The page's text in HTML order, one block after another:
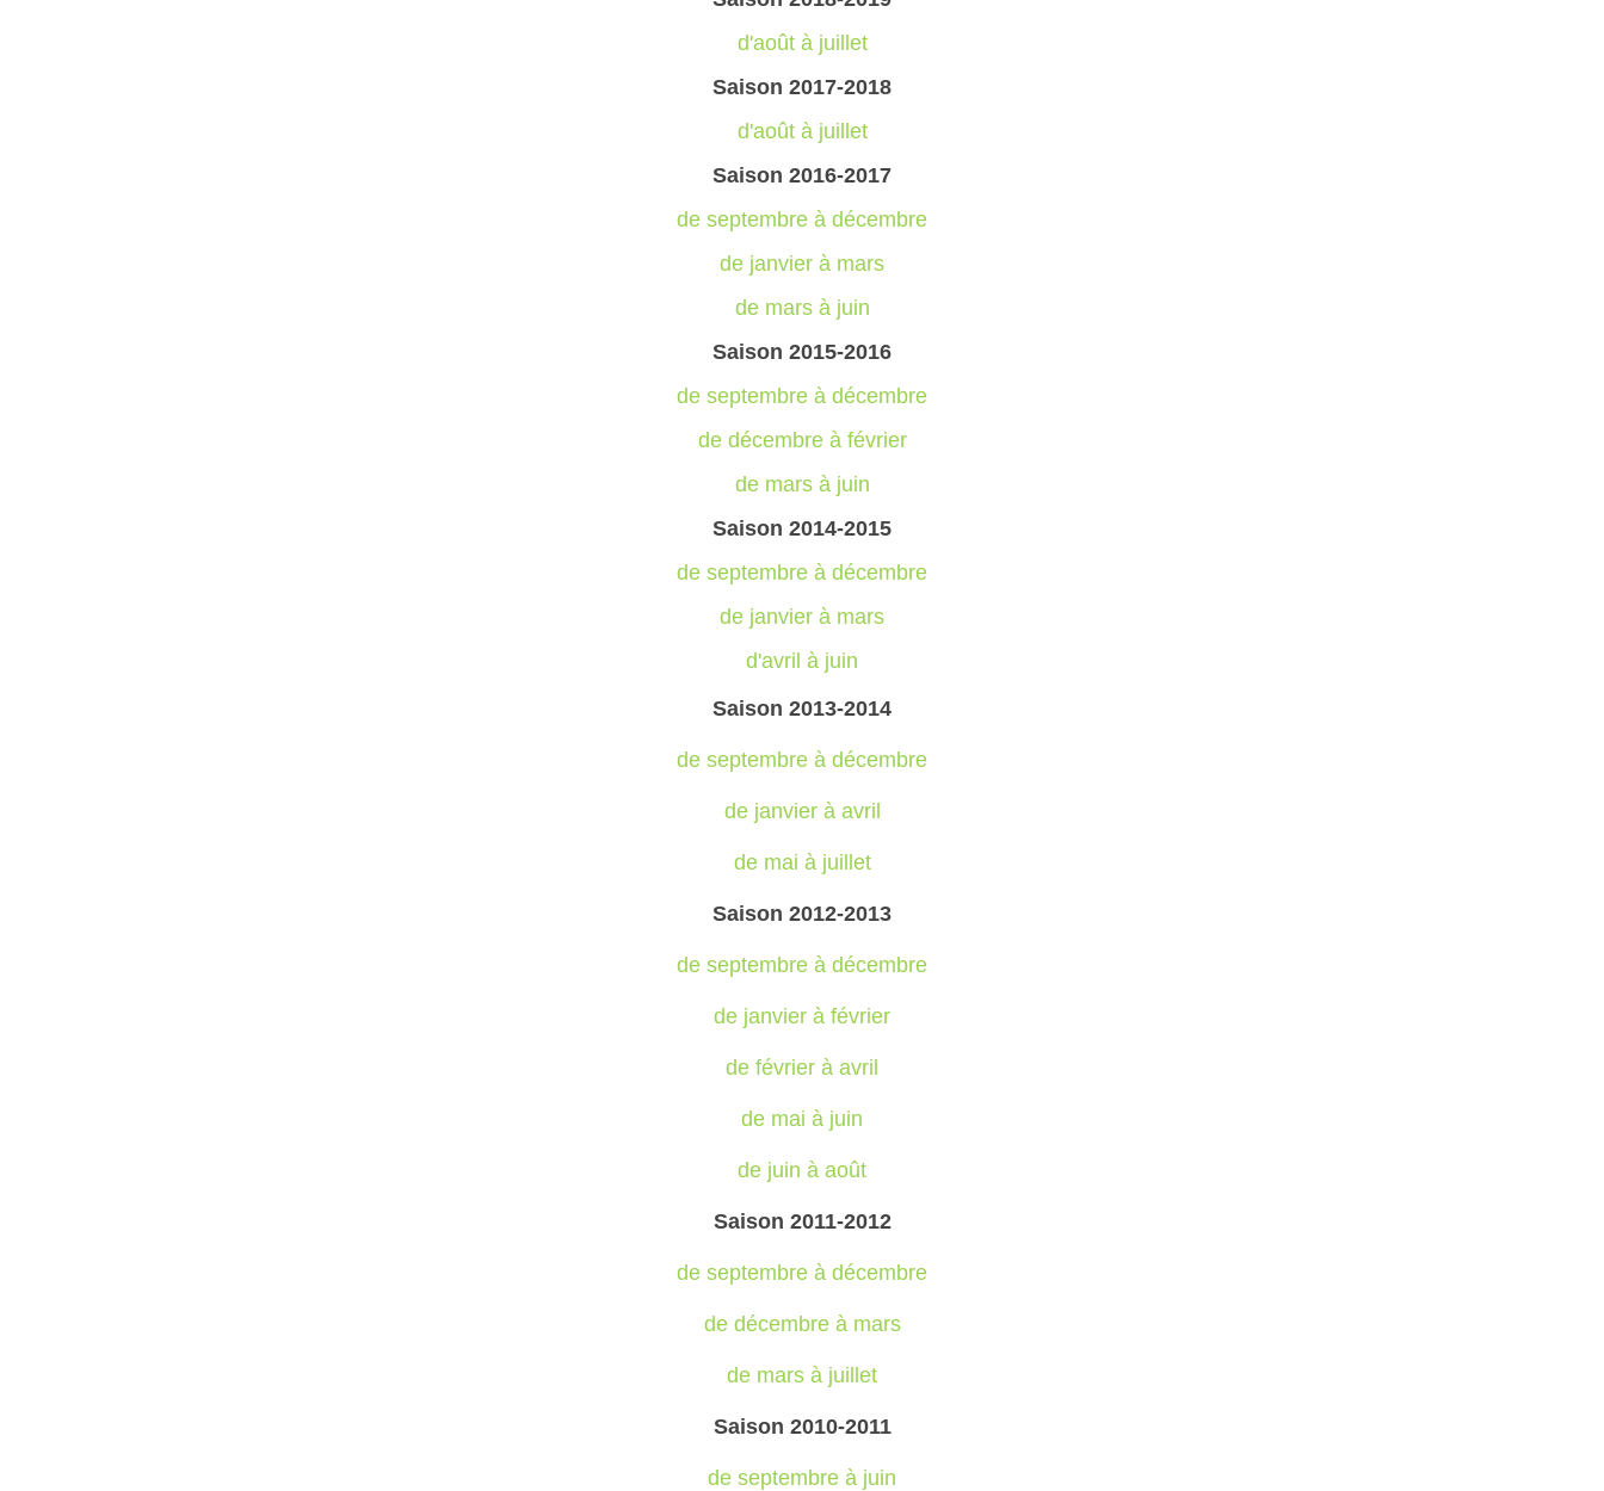
d'août à juillet
Saison 2017-2018
d'août à juillet
Saison 2016-2017
de septembre à décembre
de janvier à mars
de mars à juin
Saison 2015-2016
de septembre à décembre
de décembre à février
de mars à juin
Saison 2014-2015
de septembre à décembre
de janvier à mars
d'avril à juin
Saison 2013-2014
de septembre à décembre
de janvier à avril
de mai à juillet
Saison 2012-2013
de septembre à décembre
de janvier à février
de février à avril
de mai à juin
de juin à août
Saison 2011-2012
de septembre à décembre
de décembre à mars
de mars à juillet
Saison 2010-2011
de septembre à juin